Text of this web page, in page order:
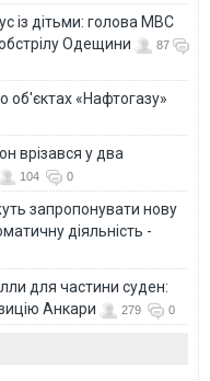
із дітьми: голова МВС
Одещини
87
об'єктах «Нафтогазу»
врізався у два
104 0
запропонувати нову
діяльність -
для частини суден:
Анкари
279 0